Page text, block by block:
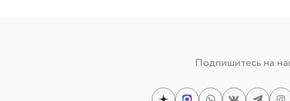
Подпишитесь на